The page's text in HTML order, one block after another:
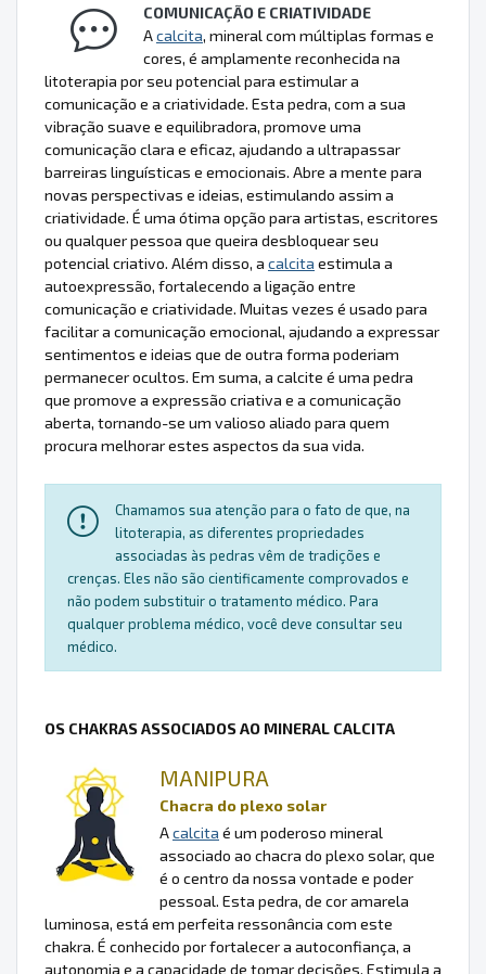
COMUNICAÇÃO E CRIATIVIDADE
Acalcita, mineral com múltiplas formas e
cores, é amplamente reconhecida na
litoterapia por seu potencial para estimular a
comunicação e a criatividade. Esta pedra, com a sua
vibração suave e equilibradora, promove uma
comunicação clara e eficaz, ajudando a ultrapassar
barreiras linguísticas e emocionais. Abre a mente para
novas perspectivas e ideias, estimulando assim a
criatividade. É uma ótima opção para artistas, escritores
ou qualquer pessoa que queira desbloquear seu
potencial criativo. Além disso, a calcita estimula a
autoexpressão, fortalecendo a ligação entre
comunicação e criatividade. Muitas vezes é usado para
facilitar a comunicação emocional, ajudando a expressar
sentimentos e ideias que de outra forma poderiam
permanecer ocultos. Em suma, a calcite é uma pedra
que promove a expressão criativa e a comunicação
aberta, tornando-se um valioso aliado para quem
procura melhorar estes aspectos da sua vida.
Chamamos sua atenção para o fato de que, na
litoterapia, as diferentes propriedades
associadas às pedras vêm de tradições e
crenças. Eles não são cientificamente comprovados e
não podem substituir o tratamento médico. Para
qualquer problema médico, você deve consultar seu
médico.
OS CHAKRAS ASSOCIADOS AO MINERAL CALCITA
MANIPURA
Chacra do plexo solar
Acalcita é um poderoso mineral
associado ao chacra do plexo solar, que
é o centro da nossa vontade e poder
pessoal. Esta pedra, de cor amarela
luminosa, está em perfeita ressonância com este
chakra. É conhecido por fortalecer a autoconfiança, a
autonomia e a capacidade de tomar decisões. Estimula a